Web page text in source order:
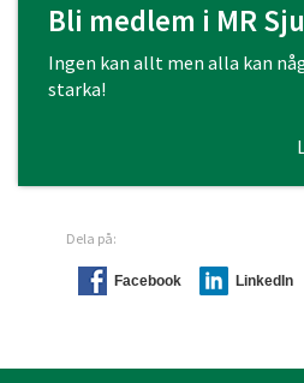
Bli medlem i MR
Ingen kan allt men alla kan
starka!
Dela på:
Facebook LinkedIn